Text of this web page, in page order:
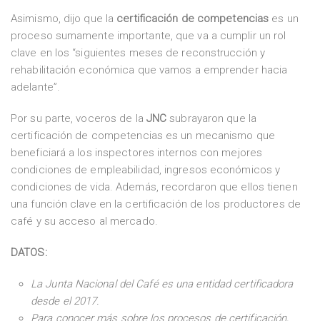
Asimismo, dijo que la certificación de competencias es un
proceso sumamente importante, que va a cumplir un rol
clave en los “siguientes meses de reconstrucción y
rehabilitación económica que vamos a emprender hacia
adelante”.
Por su parte, voceros de la JNC subrayaron que la
certificación de competencias es un mecanismo que
beneficiará a los inspectores internos con mejores
condiciones de empleabilidad, ingresos económicos y
condiciones de vida. Además, recordaron que ellos tienen
una función clave en la certificación de los productores de
café y su acceso al mercado.
DATOS:
La Junta Nacional del Café es una entidad certificadora
desde el 2017.
Para conocer más sobre los procesos de certificación,